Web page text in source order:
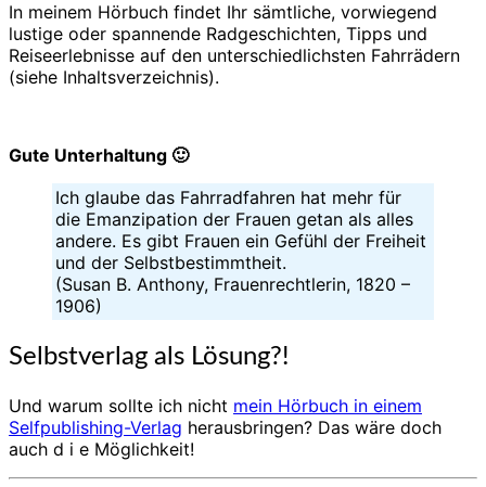
In meinem Hörbuch findet Ihr sämtliche, vorwiegend
lustige oder spannende Radgeschichten, Tipps und
Reiseerlebnisse auf den unterschiedlichsten Fahrrädern
(siehe Inhaltsverzeichnis).
Gute Unterhaltung 🙂
Ich glaube das Fahrradfahren hat mehr für
die Emanzipation der Frauen getan als alles
andere. Es gibt Frauen ein Gefühl der Freiheit
und der Selbstbestimmtheit.
(Susan B. Anthony, Frauenrechtlerin, 1820 –
1906)
Selbstverlag als Lösung?!
Und warum sollte ich nicht mein Hörbuch in einem
Selfpublishing-Verlag herausbringen? Das wäre doch
auch d i e Möglichkeit!